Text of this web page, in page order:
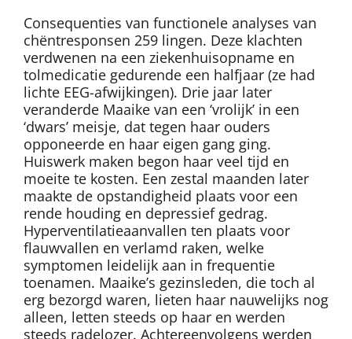
Consequenties van functionele analyses van
chëntresponsen 259 lingen. Deze klachten
verdwenen na een ziekenhuisopname en
tolmedicatie gedurende een halfjaar (ze had
lichte EEG-afwijkingen). Drie jaar later
veranderde Maaike van een ‘vrolijk’ in een
‘dwars’ meisje, dat tegen haar ouders
opponeerde en haar eigen gang ging.
Huiswerk maken begon haar veel tijd en
moeite te kosten. Een zestal maanden later
maakte de opstandigheid plaats voor een
rende houding en depressief gedrag.
Hyperventilatieaanvallen ten plaats voor
flauwvallen en verlamd raken, welke
symptomen leidelijk aan in frequentie
toenamen. Maaike’s gezinsleden, die toch al
erg bezorgd waren, lieten haar nauwelijks nog
alleen, letten steeds op haar en werden
steeds radelozer. Achtereenvolgens werden